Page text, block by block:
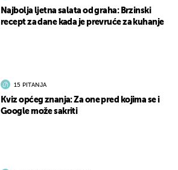
Najbolja ljetna salata od graha: Brzinski
recept za dane kada je prevruće za kuhanje
15 PITANJA
Kviz općeg znanja: Za one pred kojima se i
Google može sakriti